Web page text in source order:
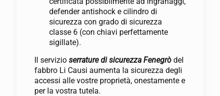
defender antishock e cilindro di
sicurezza con grado di sicurezza
classe 6 (con chiavi perfettamente
sigillate).
Il servizio serrature di sicurezza Fenegròdel
fabbro Li Causi aumenta la sicurezza degli
accessi alle vostre proprietà, onestamente e
per la vostra tutela.